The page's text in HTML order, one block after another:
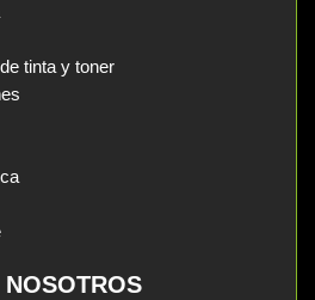
tinta y toner